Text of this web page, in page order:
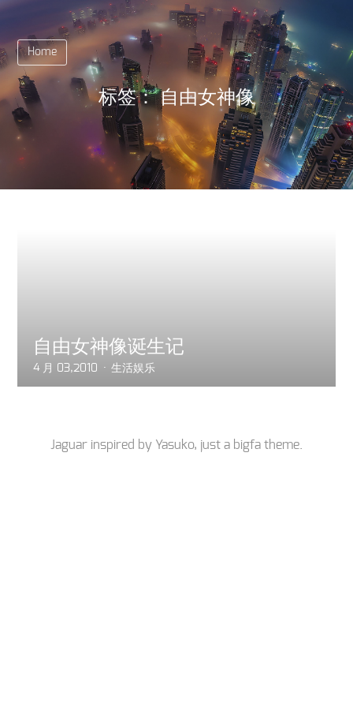
Home
标签：自由女神像
自由女神像诞生记
4 月 03,2010 生活娱乐
Jaguar inspired by Yasuko, just a bigfa theme.